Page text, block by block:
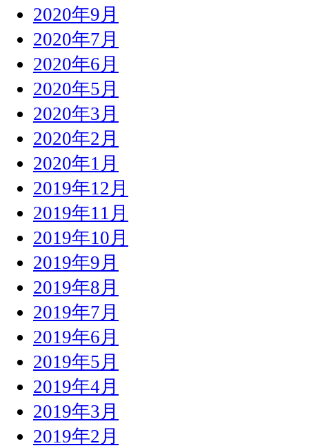
2020年9月
2020年7月
2020年6月
2020年5月
2020年3月
2020年2月
2020年1月
2019年12月
2019年11月
2019年10月
2019年9月
2019年8月
2019年7月
2019年6月
2019年5月
2019年4月
2019年3月
2019年2月